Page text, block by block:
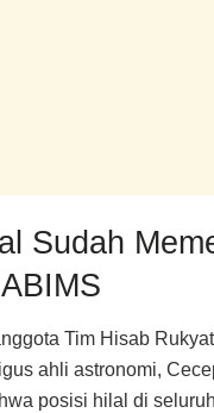
Sudah
Tim Hisab
ahli astronomi,
posisi hilal di